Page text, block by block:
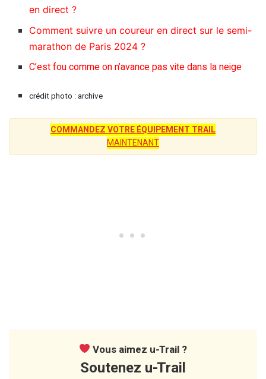
en direct ?
Comment suivre un coureur en direct sur le semi-
marathon de Paris 2024 ?
C’est fou comme on n’avance pas vite dans la neige
crédit photo : archive
COMMANDEZ VOTRE ÉQUIPEMENT TRAIL
MAINTENANT
Vous aimez u-Trail ?
Soutenez u-Trail